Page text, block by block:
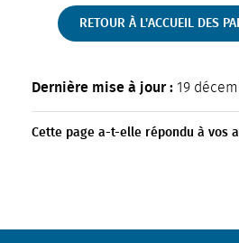
RETOUR À L'ACCUEIL DES
Dernière mise à jour : 19
Cette page a-t-elle répondu à vos